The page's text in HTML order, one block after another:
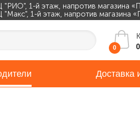
"РИО", 1-й этаж, напротив магазина
"Макс", 1-й этаж, напротив магазина
0
Доставка